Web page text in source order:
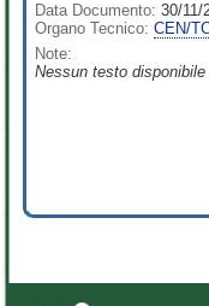
Data Documento: 30/11/
Organo Tecnico: CEN/
Note:
Nessun testo disponibile